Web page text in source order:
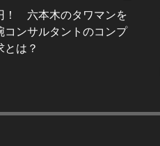
！ 六本木のタワマンを
コンサルタントのコンプ
は？